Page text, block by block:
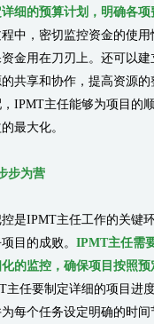
细的预算计划，明确各
中，密切监控资金的使
金用在刀刃上。还可以
共享和协作，提高资源
IPMT主任能够为项目的
最大化。
步为营
是IPMT主任工作的关键
目的成败。 IPMT主任需
的监控，确保项目按照预
主任要制定详细的项目进
每个任务设定明确的时间